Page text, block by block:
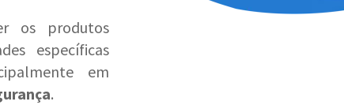
os produtos
específicas
em
.